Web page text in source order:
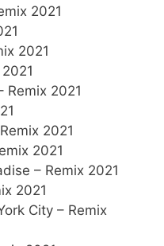
2021
2021
Remix 2021
2021
2021
– Remix 2021
2021
City – Remix